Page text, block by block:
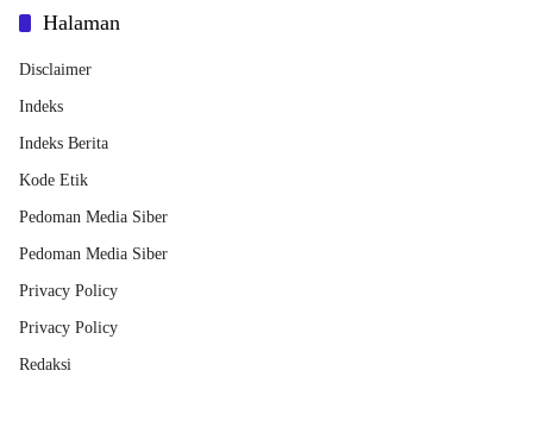
Halaman
Disclaimer
Indeks
Indeks Berita
Kode Etik
Pedoman Media Siber
Pedoman Media Siber
Privacy Policy
Privacy Policy
Redaksi